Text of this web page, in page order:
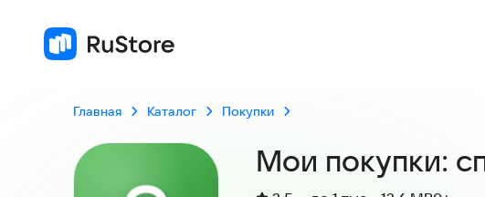
Главная Каталог Покупки
Мои покупки: